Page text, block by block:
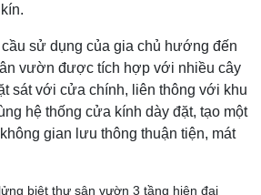
sử dụng của gia chủ hướng đến
vườn được tích hợp với nhiều cây
sát với cửa chính, liên thông với khu
hệ thống cửa kính dày đặt, tạo một
gian lưu thông thuận tiện, mát